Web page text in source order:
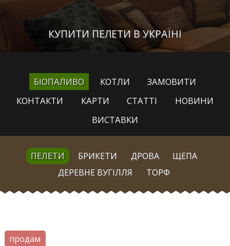
КУПИТИ ПЕЛЕТИ В УКРАЇНІ
БІОПАЛИВО КОТЛИ
ЗАМОВИТИ
КОНТАКТИ
КАРТИ СТАТТІ
НОВИНИ
ВИСТАВКИ
ПЕЛЕТИ БРИКЕТИ ДРОВА
ЩЕПА
ДЕРЕВНЕ ВУГІЛЛЯ
ТОРФ
продам